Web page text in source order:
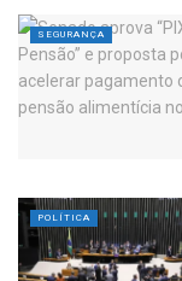
SEGURANÇA
POLÍTICA